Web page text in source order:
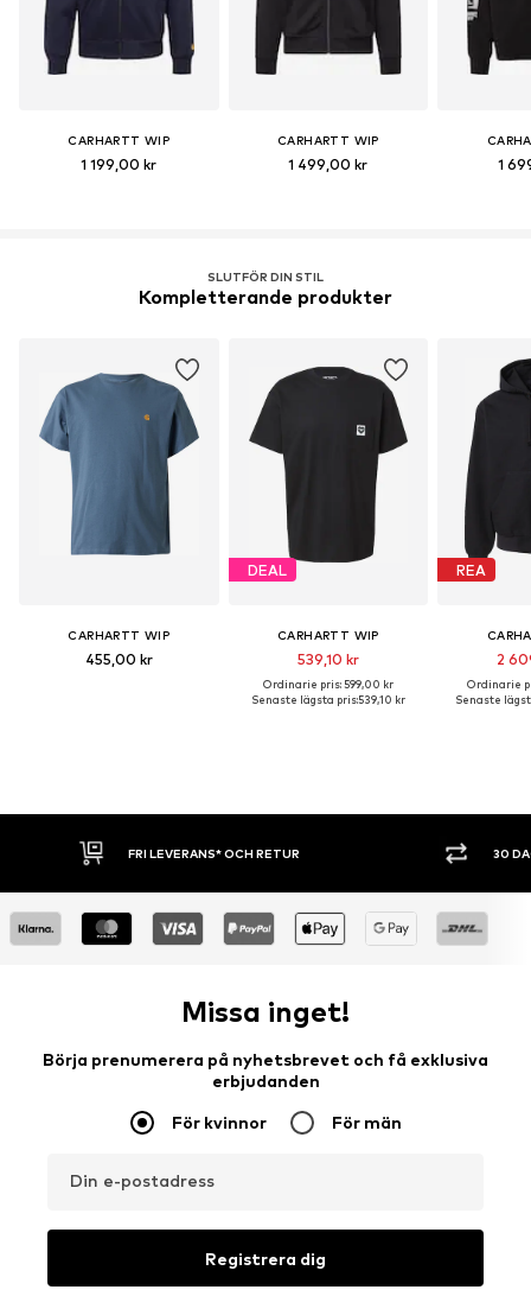
CARHARTT WIP
1 199,00 kr
CARHARTT WIP
1 499,00 kr 1
SLUTFÖR DIN STIL
Kompletterande produkter
CARHARTT WIP
455,00 kr
DEAL
CARHARTT WIP
539,10 kr
Ordinarie pris: 599,00 kr
Senaste lägsta pris:539,10 kr
REA
2
Ordinarie
Senaste
30 DAGARS ÖPPET KÖP
Missa inget!
Börja prenumerera på nyhetsbrevet och få exklusiva
erbjudanden
För kvinnor För män
Din e-postadress
Registrera dig